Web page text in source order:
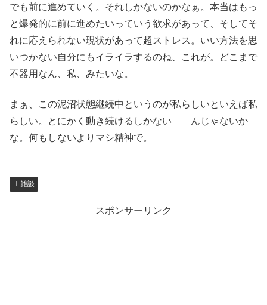
でも前に進めていく。それしかないのかなぁ。本当はもっ
と爆発的に前に進めたいっていう欲求があって、そしてそ
れに応えられない現状があって超ストレス。いい方法を思
いつかない自分にもイライラするのね、これが。どこまで
不器用なん、私、みたいな。
まぁ、この泥沼状態継続中というのが私らしいといえば私
らしい。とにかく動き続けるしかない――んじゃないか
な。何もしないよりマシ精神で。
雑談
スポンサーリンク